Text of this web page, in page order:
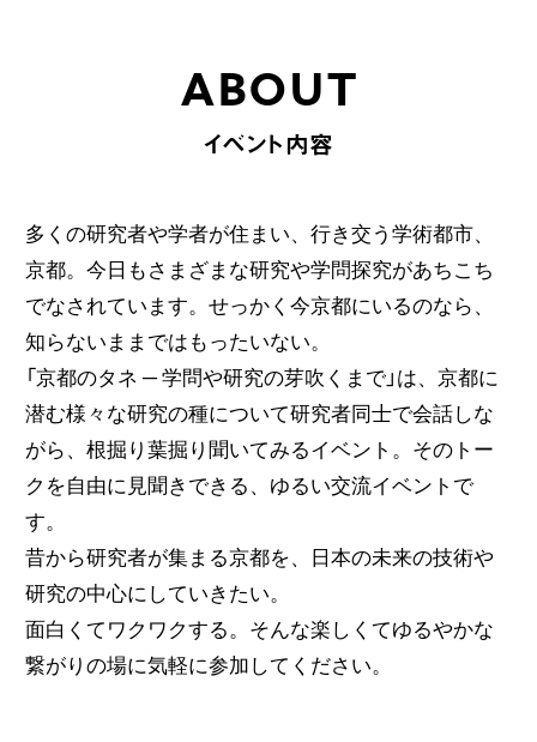
ABOUT
イベント内容
多くの研究者や学者が住まい、行き交う学術都市、
京都。今日もさまざまな研究や学問探究があちこち
でなされています。せっかく今京都にいるのなら、
知らないままではもったいない。
「京都のタネ ─ 学問や研究の芽吹くまで」は、京都に
潜む様々な研究の種について研究者同士で会話しな
がら、根掘り葉掘り聞いてみるイベント。そのトー
クを自由に見聞きできる、ゆるい交流イベントで
す。
昔から研究者が集まる京都を、日本の未来の技術や
研究の中心にしていきたい。
面白くてワクワクする。そんな楽しくてゆるやかな
繋がりの場に気軽に参加してください。